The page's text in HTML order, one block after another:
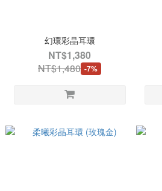
幻環彩晶耳環
NT$1,380
NT$1,480 -7%